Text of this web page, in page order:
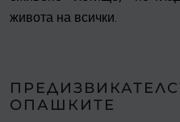
живота на всички.
ОПАШКИТЕ